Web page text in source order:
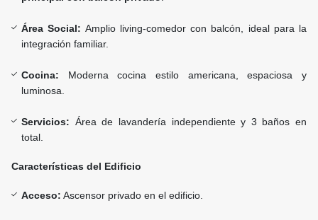
Área Social: Amplio living-comedor con balcón, ideal para la
integración familiar.
Cocina: Moderna cocina estilo americana, espaciosa y
luminosa.
Servicios: Área de lavandería independiente y 3 baños en
total.
Características del Edificio
Acceso: Ascensor privado en el edificio.